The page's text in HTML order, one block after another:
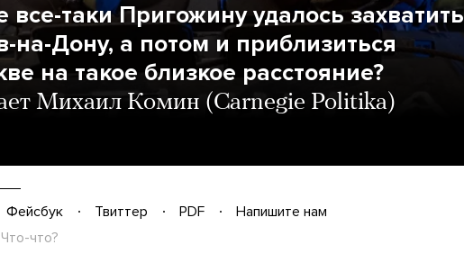
все-таки Пригожину удалось захватить
на-Дону, а потом и приблизиться
на такое близкое расстояние?
Михаил Комин (Carnegie Politika)
Фейсбук Твиттер PDF
Напишите нам
Что-что?